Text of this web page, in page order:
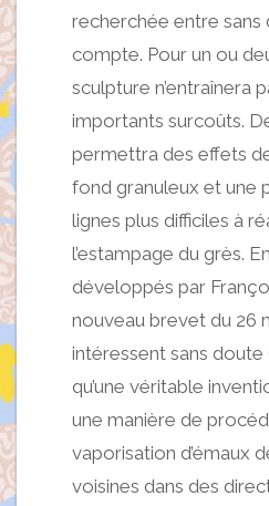
recherchée entre sans
compte. Pour un ou
sculpture n’entraînera
importants surcoûts.
permettra des effets
fond granuleux et une
lignes plus difficiles à
l’estampage du grès.
développés par
nouveau brevet du 26
intéressent sans doute
qu’une véritable
une manière de
vaporisation d’émaux
voisines dans des